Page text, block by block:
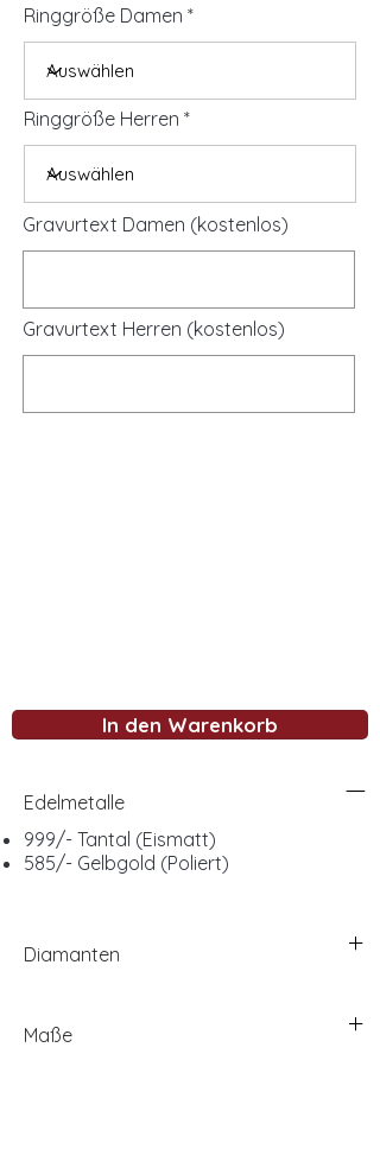
Ringgröße Damen
Ringgröße Herren
Gravurtext Damen (kostenlos)
Gravurtext Herren (kostenlos)
In den Warenkorb
Edelmetalle
999/- Tantal (Eismatt)
585/- Gelbgold (Poliert)
Diamanten
Maße